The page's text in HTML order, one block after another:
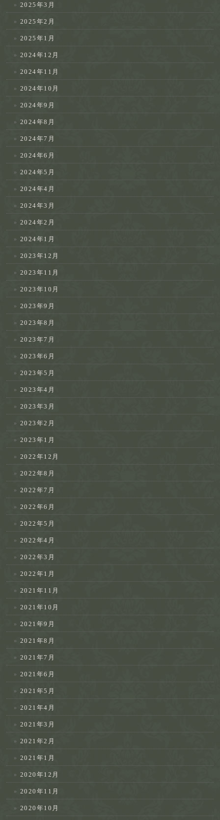
2025年3月
2025年2月
2025年1月
2024年12月
2024年11月
2024年10月
2024年9月
2024年8月
2024年7月
2024年6月
2024年5月
2024年4月
2024年3月
2024年2月
2024年1月
2023年12月
2023年11月
2023年10月
2023年9月
2023年8月
2023年7月
2023年6月
2023年5月
2023年4月
2023年3月
2023年2月
2023年1月
2022年12月
2022年8月
2022年7月
2022年6月
2022年5月
2022年4月
2022年3月
2022年1月
2021年11月
2021年10月
2021年9月
2021年8月
2021年7月
2021年6月
2021年5月
2021年4月
2021年3月
2021年2月
2021年1月
2020年12月
2020年11月
2020年10月